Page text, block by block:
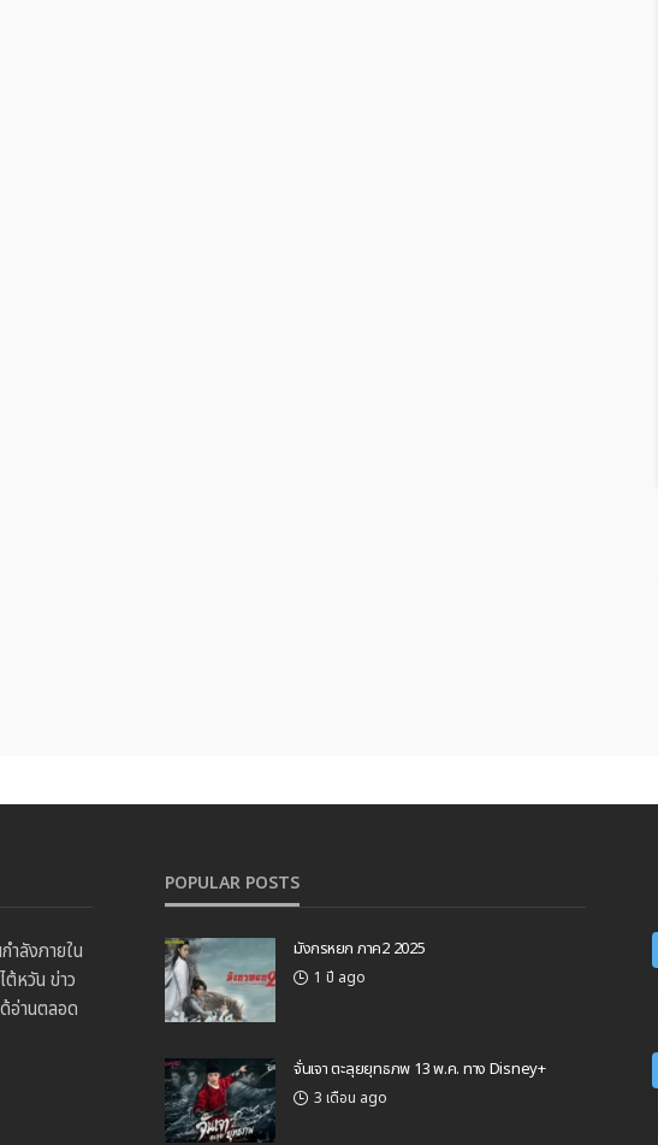
ลังภายใน
ต้หวัน ข่าว
อ่านตลอด
POPULAR POSTS
มังกรหยก ภาค2 2025
1 ปี ago
จั่นเจา ตะลุยยุทธภพ 13 พ.ค. ทาง Disney+
3 เดือน ago